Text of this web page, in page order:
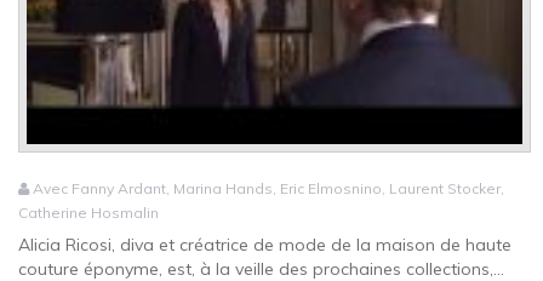
Avec Fanny Ardant, Marina Hands, Eric Elmosnino, Laurent Stocker,
Catherine Hosmalin
Alicia Ricosi, diva et créatrice de mode de la maison de haute
couture éponyme, est, à la veille des prochaines collections,...